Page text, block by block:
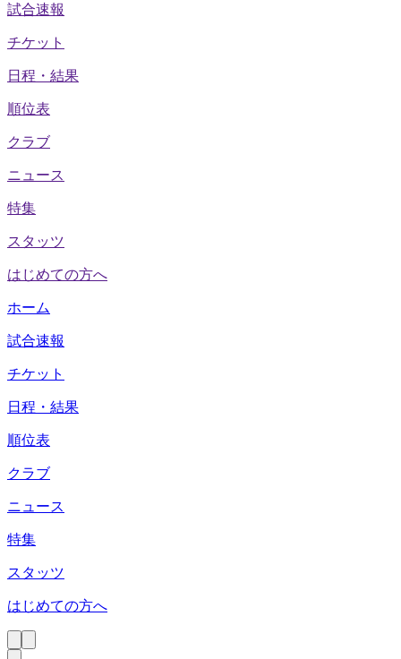
試合速報
チケット
日程・結果
順位表
クラブ
ニュース
特集
スタッツ
はじめての方へ
ホーム
試合速報
チケット
日程・結果
順位表
クラブ
ニュース
特集
スタッツ
はじめての方へ